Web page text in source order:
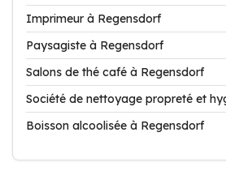
Imprimeur à Regensdorf
Paysagiste à Regensdorf
Salons de thé café à Regensdorf
Société de nettoyage propreté et
Boisson alcoolisée à Regensdorf